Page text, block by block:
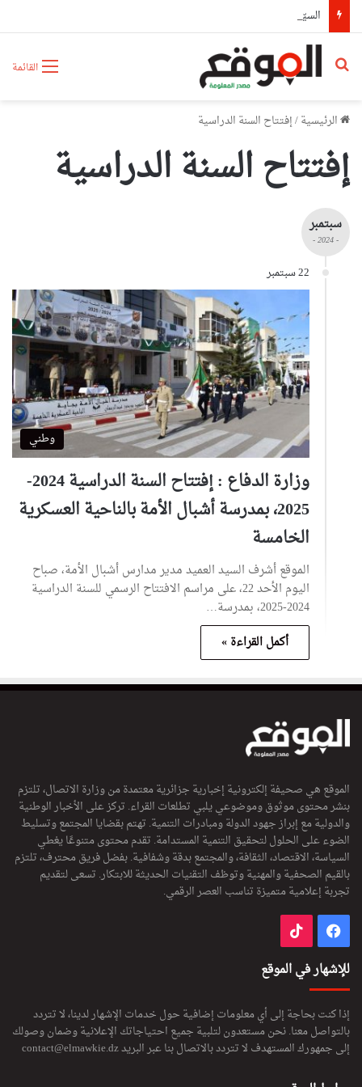
القائمة بحث عن
الرئيسية/إفتتاح السنة الدراسية
إفتتاح السنة الدراسية
سبتمبر
- 2024 -
22 سبتمبر
وطني
وزارة الدفاع : إفتتاح السنة الدراسية 2024-
2025، بمدرسة أشبال الأمة بالناحية العسكرية
الخامسة
الموقع أشرف السيد العميد مدير مدارس أشبال الأمة، صباح
اليوم الأحد 22، على مراسم الافتتاح الرسمي للسنة الدراسية
2024-2025، بمدرسة…
أكمل القراءة »
الموقع هي صحيفة إلكترونية إخبارية جزائرية معتمدة من وزارة الاتصال، تلتزم
بنشر محتوى موثوق وموضوعي يلبي تطلعات القراء. تركز على الأخبار الوطنية
والدولية مع إبراز جهود الدولة ومبادرات التنمية. تهتم بقضايا المجتمع وتسليط
الضوء على الحلول لتحقيق التنمية المستدامة. تقدم محتوى متنوعًا يغطي
السياسة، الاقتصاد، الثقافة، والمجتمع بدقة وشفافية. بفضل فريق محترف، تلتزم
بالقيم الصحفية والمهنية وتوظف التقنيات الحديثة للابتكار. تسعى لتقديم
تجربة إعلامية متميزة تناسب العصر الرقمي.
فيسبوك
للإشهار في الموقع
إذا كنت بحاجة إلى أي معلومات إضافية حول خدمات الإشهار لدينا، لا تتردد
بالتواصل معنا. نحن مستعدون لتلبية جميع احتياجاتك الإعلانية وضمان وصولك
إلى جمهورك المستهدف لا تتردد بالاتصال بنا عبر البريدcontact@elmawkie.dz